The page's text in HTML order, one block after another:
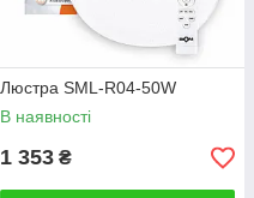
Люстра SML-R04-50W
В наявності
1 353 ₴